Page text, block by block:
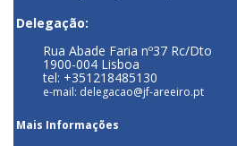
Delegação:
Rua Abade Faria nº37 Rc/Dto
1900-004 Lisboa
tel: +351218485130
e-mail: delegacao@jf-areeiro.pt
Mais Informações